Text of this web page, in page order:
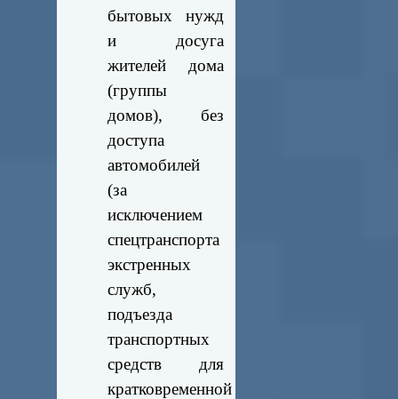
бытовых нужд
и досуга
жителей дома
(группы
домов), без
доступа
автомобилей
(за
исключением
спецтранспорта
экстренных
служб,
подъезда
транспортных
средств для
кратковременной